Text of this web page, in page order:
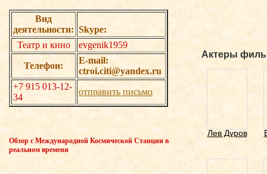
Вид
деятельности: Skype:
Театр и кино
evgenik1959
Телефон:
E-mail:
ctroi.citi@yandex.ru
+7 915 013-12-
34
отправить письмо
Обзор с Международной Космической Станции в
реальном времени
Актеры
Лев Дуров